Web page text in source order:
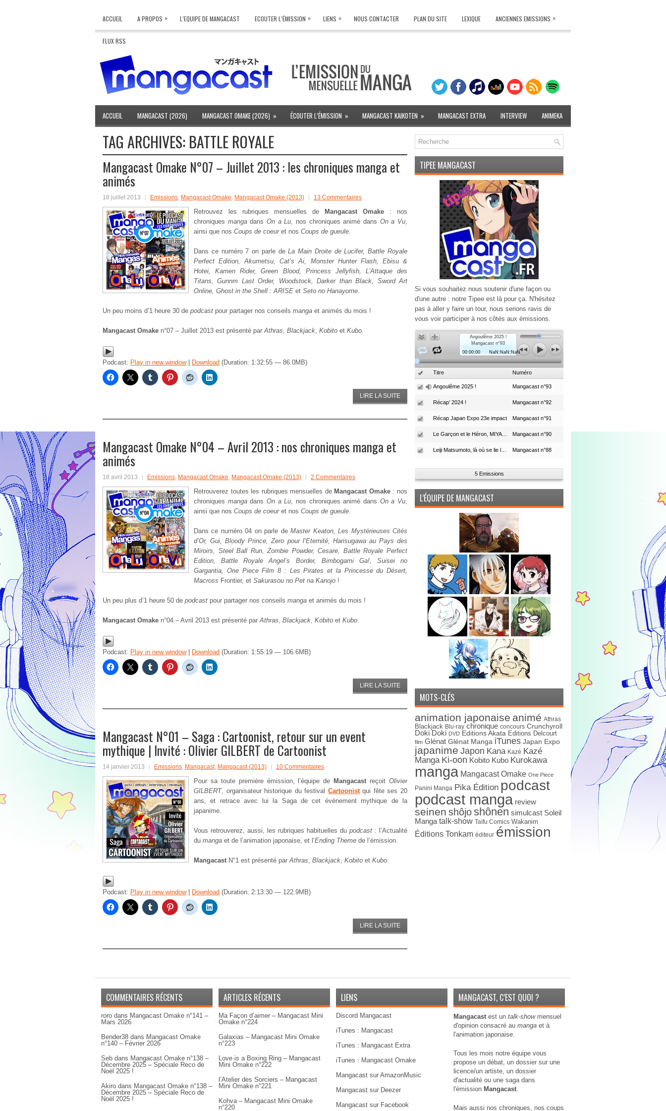
ACCUEIL A PROPOS » L’EQUIPE DE MANGACAST ECOUTER L’ÉMISSION » LIENS » NOUS CONTACTER PLAN DU SITE LEXIQUE ANCIENNES EMISSIONS »
FLUX RSS
ACCUEIL MANGACAST (2026) MANGACAST OMAKE (2026) » ÉCOUTER L’ÉMISSION » MANGACAST KAIKOTEN » MANGACAST EXTRA INTERVIEW ANIMEKA
TAG ARCHIVES: BATTLE ROYALE
Mangacast Omake N°07 – Juillet 2013 : les chroniques manga et
animés
18 juillet 2013 Emissions, Mangacast Omake, Mangacast Omake (2013) 13 Commentaires
Retrouvez les rubriques mensuelles de Mangacast Omake : nos
chroniques mangadansOn a Lu, nos chroniques animé dans On a Vu,
ainsi que nos Coups de coeuret nos Coups de gueule.
Dans ce numéro 7 on parle deLa Main Droite de Lucifer, Battle Royale
Perfect Edition, Akumetsu, Cat’s Ai, Monster Hunter Flash, Ebisu &
Hotei, Kamen Rider, Green Blood, Princess Jellyfish, L’Attaque des
Titans, Gunnm Last Order, Woodstock, Darker than Black, Sword Art
Online, Ghost in the Shell : ARISE et Seto no Hanayome.
Un peu moins d’1 heure 30 de podcast pour partager nos conseils manga et animés du mois !
Mangacast Omake n°07 – Juillet 2013 est présenté parAthras, Blackjack, Kobito et Kubo.
Podcast: Play in new window| Download (Duration: 1:32:55 — 86.0MB)
LIRE LA SUITE
Mangacast Omake N°04 – Avril 2013 : nos chroniques manga et
animés
18 avril 2013 Emissions, Mangacast Omake, Mangacast Omake (2013) 2 Commentaires
Retrouverez toutes les rubriques mensuelles de Mangacast Omake: nos
chroniques mangadansOn a Lu, nos chroniques animé dans On a Vu,
ainsi que nos Coups de coeuret nos Coups de gueule.
Dans ce numéro 04 on parle deMaster Keaton, Les Mystérieuses Cités
d’Or, Gui, Bloody Prince, Zero pour l’Eternité, Harisugawa au Pays des
Miroirs, Steel Ball Run, Zombie Powder, Cesare, Battle Royale Perfect
Edition, Battle Royale Angel’s Border, Bimbogami Ga!, Suisei no
Gargantia, One Piece Film 8 : Les Pirates et la Princesse du Désert,
Macross Frontier, et Sakurasou no Pet na Kanojo !
Un peu plus d’1 heure 50 de podcast pour partager nos conseils manga et animés du mois !
Mangacast Omake n°04 – Avril 2013 est présenté parAthras, Blackjack, Kobito et Kubo.
Podcast: Play in new window| Download (Duration: 1:55:19 — 106.6MB)
LIRE LA SUITE
Mangacast N°01 – Saga : Cartoonist, retour sur un event
mythique | Invité : Olivier GILBERT de Cartoonist
14 janvier 2013 Emissions, Mangacast, Mangacast (2013) 10 Commentaires
Pour sa toute première émission, l’équipe de Mangacast reçoitOlivier
GILBERT, organisateur historique du festival Cartoonistqui fête ses 20
ans, et retrace avec lui la Saga de cet évènement mythique de la
japanime.
Vous retrouverez, aussi, les rubriques habituelles du podcast : l’Actualité
du manga et de l’animation japonaise, et l’Ending Theme de l’émission.
Mangacast N°1 est présenté parAthras, Blackjack, Kobito et Kubo.
Podcast: Play in new window| Download (Duration: 2:13:30 — 122.9MB)
LIRE LA SUITE
TIPEE MANGACAST
Si vous souhaitez nous soutenir d'une façon ou
d'une autre : notre Tipee est là pour ça. N'hésitez
pas à aller y faire un tour, nous serions ravis de
vous voir participer à nos côtés aux émissions.
Angoulême 2025 !
Mangacast n°93
00:00:00
NaN:NaN:NaN
Titre Numéro
Angoulême 2025 ! Mangacast n°93
Récap’ 2024 ! Mangacast n°92
Récap Japan Expo 23e impact Mangacast n°91
Mangacast n°90
Mangacast n°88
5 Emissions
L’ÉQUIPE DE MANGACAST
MOTS-CLÉS
animation japonaise animé Athras
Blackjack Blu-ray chronique concours Crunchyroll
Doki Doki DVD Editions Akata Editions Delcourt
film Glénat Glénat Manga iTunes Japan Expo
japanime Japon Kana Kazé Kazé
Manga Ki-oon Kobito Kubo Kurokawa
manga Mangacast Omake One Piece
Panini Manga Pika Édition podcast
podcast manga review
seinen shôjoshônen simulcast Soleil
Manga talk-show Taïfu Comics Wakanim
Éditions Tonkam éditeur émission
COMMENTAIRES RÉCENTS
roro dans Mangacast Omake n°141 –
Mars 2026
Bender38 dans Mangacast Omake
n°140 – Février 2026
Seb dans Mangacast Omake n°138 –
Décembre 2025 – Spéciale Reco de
Noël 2025 !
Akiro dans Mangacast Omake n°138 –
Décembre 2025 – Spéciale Reco de
Noël 2025 !
ARTICLES RÉCENTS
Ma Façon d’aimer – Mangacast Mini
Omake n°224
Galaxias – Mangacast Mini Omake
n°223
Love is a Boxing Ring – Mangacast
Mini Omake n°222
l’Atelier des Sorciers – Mangacast
Mini Omake n°221
Kohva – Mangacast Mini Omake
n°220
LIENS
Discord Mangacast
iTunes : Mangacast
iTunes : Mangacast Extra
iTunes : Mangacast Omake
Mangacast sur AmazonMusic
Mangacast sur Deezer
Mangacast sur Facebook
MANGACAST, C’EST QUOI ?
Mangacastest un talk-showmensuel
d'opinion consacré au manga et à
l'animation japonaise.
Tous les mois notre équipe vous
propose un débat, un dossier sur une
licence/un artiste, un dossier
d'actualité ou une saga dans
l'émission Mangacast.
Mais aussi nos chroniques, nos coups